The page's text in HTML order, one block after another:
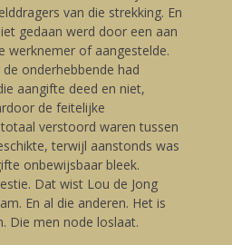
van die strekking. En
gedaan werd door een aan
werknemer of aangestelde.
onderhebbende had
aangifte deed en niet,
de feitelijke
verstoord waren tussen
terwijl aanstonds was
onbewijsbaar bleek.
Dat wist Lou de Jong
En al die anderen. Het is
Die men node loslaat.